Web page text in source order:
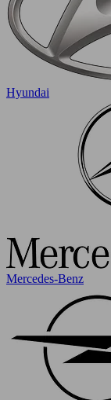
Hyundai
Mercedes-Benz